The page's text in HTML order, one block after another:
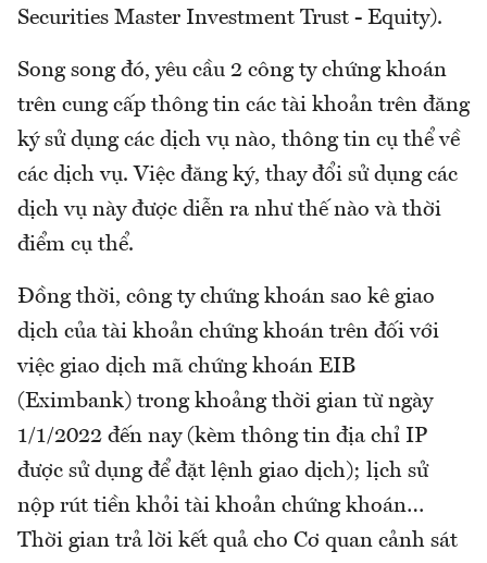
Securities Master Investment Trust - Equity).
Song song đó, yêu cầu 2 công ty chứng khoán
trên cung cấp thông tin các tài khoản trên đăng
ký sử dụng các dịch vụ nào, thông tin cụ thể về
các dịch vụ. Việc đăng ký, thay đổi sử dụng các
dịch vụ này được diễn ra như thế nào và thời
điểm cụ thể.
Đồng thời, công ty chứng khoán sao kê giao
dịch của tài khoản chứng khoán trên đối với
việc giao dịch mã chứng khoán EIB
(Eximbank) trong khoảng thời gian từ ngày
1/1/2022 đến nay (kèm thông tin địa chỉ IP
được sử dụng để đặt lệnh giao dịch); lịch sử
nộp rút tiền khỏi tài khoản chứng khoán…
Thời gian trả lời kết quả cho Cơ quan cảnh sát